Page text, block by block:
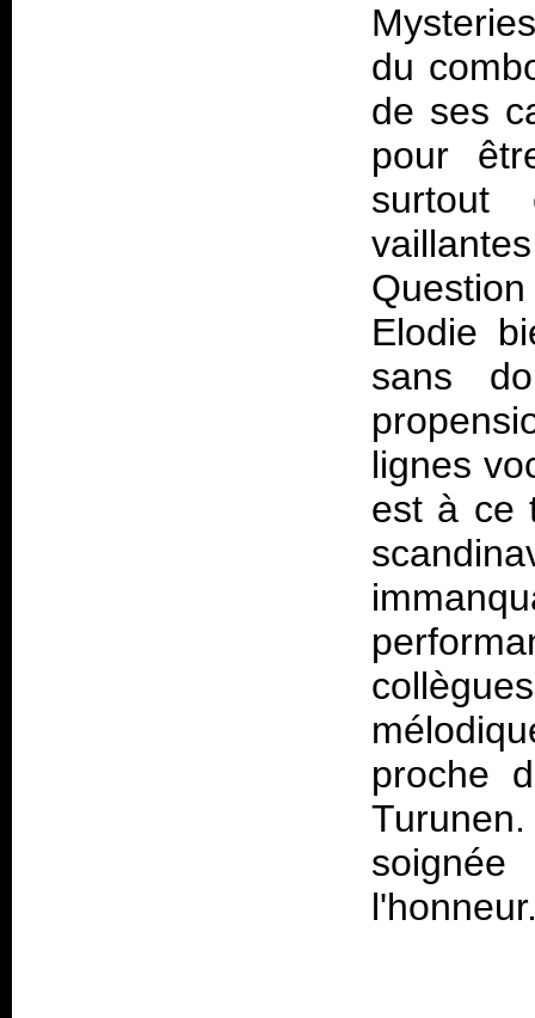
du
de ses
pour
surtout
Elodie
sans
lignes
est à ce
proche